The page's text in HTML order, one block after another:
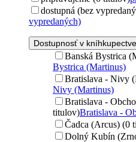
dostupná (bez
vypredaných)
Dostupnosť v kníhkupectve
Banská Bystrica
Bystrica (Martinus)
Bratislava - Nivy
Nivy (Martinus)
Bratislava -
titulov)Bratislava -
Čadca (Arcus) (0
Dolný Kubín